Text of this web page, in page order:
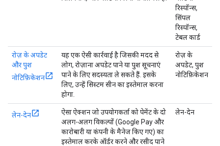
रिस्पॉन्स,
सिंपल
रिस्पॉन्स,
टेबल कार्ड
रोज़ के अपडेट
और पुश
नोटिफ़िकेशन
यह एक ऐसी कार्रवाई है जिसकी मदद से
लोग, रोज़ाना अपडेट पाने या पुश सूचनाएं
पाने के लिए सदस्यता ले सकते हैं. इसके
लिए, उन्हें सिस्टम सीन का इस्तेमाल करना
होगा.
रोज़ के
अपडेट, पुश
नोटिफ़िकेशन
लेन-देन
ऐसा ऐक्शन जो उपयोगकर्ता को पेमेंट के दो
अलग-अलग विकल्पों (Google Pay और
कारोबारी या कंपनी के मैनेज किए गए) का
इस्तेमाल करके ऑर्डर करने और रसीद पाने
लेन-देन